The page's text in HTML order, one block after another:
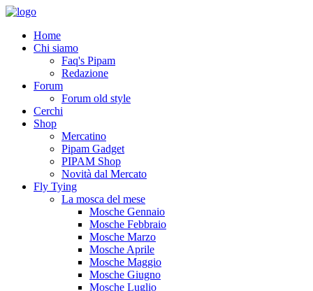
Home
Chi siamo
Faq's Pipam
Redazione
Forum
Forum old style
Cerchi
Shop
Mercatino
Pipam Gadget
PIPAM Shop
Novità dal Mercato
Fly Tying
La mosca del mese
Mosche Gennaio
Mosche Febbraio
Mosche Marzo
Mosche Aprile
Mosche Maggio
Mosche Giugno
Mosche Luglio